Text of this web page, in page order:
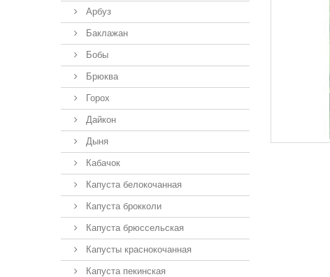
Арбуз
Баклажан
Бобы
Брюква
Горох
Дайкон
Дыня
Кабачок
Капуста белокочанная
Капуста брокколи
Капуста брюссельская
Капусты краснокочанная
Капуста пекинская